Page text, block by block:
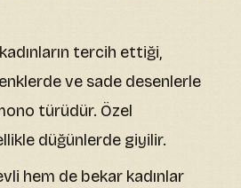
tercih ettiği,
ve sade desenlerle
türüdür. Özel
düğünlerde giyilir.
hem de bekar kadınlar